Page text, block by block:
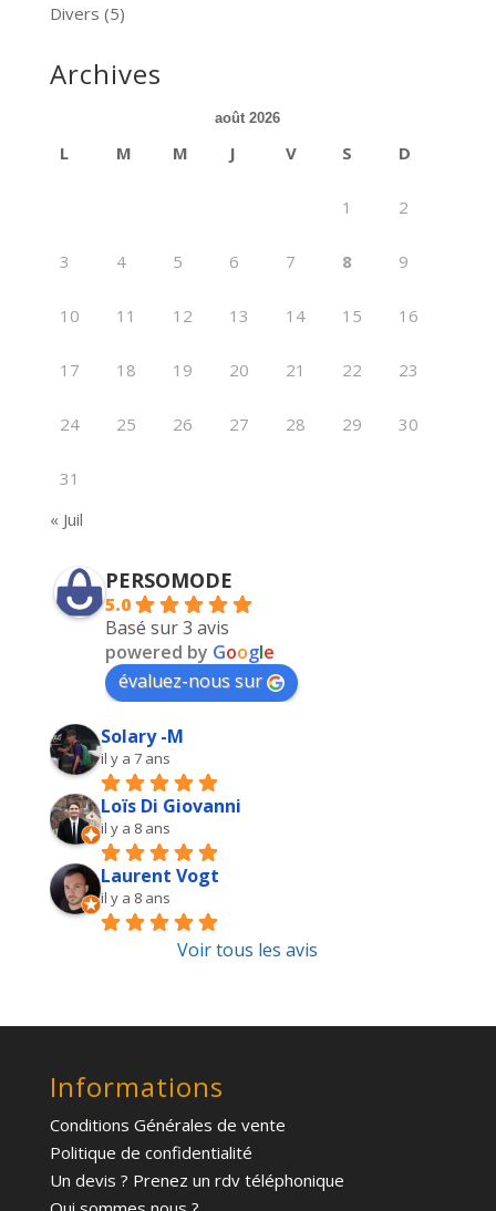
Divers (5)
Archives
août 2026
L M M J V S D
1 2
3 4 5 6 7 8 9
10 11 12 13 14 15 16
17 18 19 20 21 22 23
24 25 26 27 28 29 30
31
« Juil
PERSOMODE
5.0
Basé sur 3 avis
powered by Google
évaluez-nous sur
Solary -M
il y a 7 ans
Loïs Di Giovanni
il y a 8 ans
Laurent Vogt
il y a 8 ans
Voir tous les avis
Informations
Conditions Générales de vente
Politique de confidentialité
Un devis ? Prenez un rdv téléphonique